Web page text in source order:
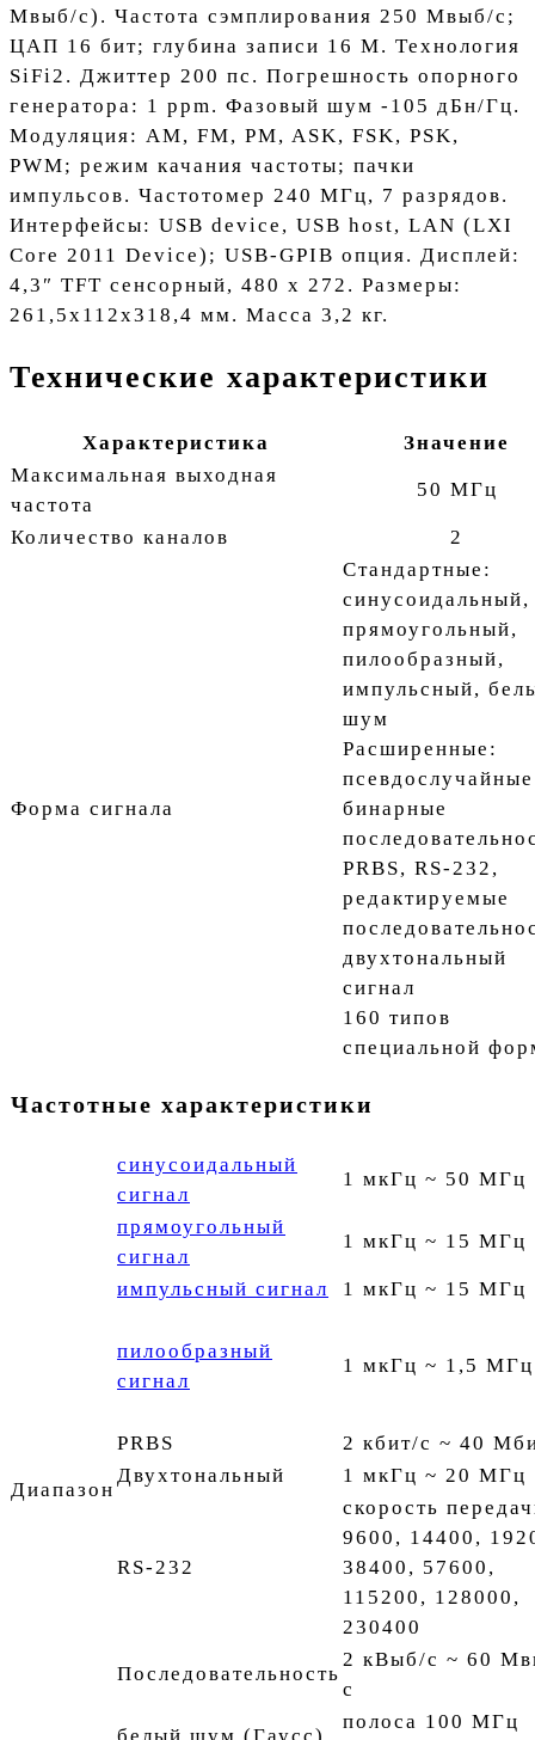
Мвыб/с). Частота сэмплирования 250 Мвыб/с;
ЦАП 16 бит; глубина записи 16 М. Технология
SiFi2. Джиттер 200 пс. Погрешность опорного
генератора: 1 ppm. Фазовый шум -105 дБн/Гц.
Модуляция: AM, FM, PM, ASK, FSK, PSK,
PWM; режим качания частоты; пачки
импульсов. Частотомер 240 МГц, 7 разрядов.
Интерфейсы: USB device, USB host, LAN (LXI
Core 2011 Device); USB-GPIB опция. Дисплей:
4,3″ TFT сенсорный, 480 х 272. Размеры:
261,5x112x318,4 мм. Масса 3,2 кг.
Технические характеристики
Характеристика
Значение
Максимальная выходная
частота
50 МГц
Количество каналов 2
Форма сигнала
Стандартные:
синусоидальный,
прямоугольный,
пилообразный,
импульсный,
шум
Расширенные:
псевдослучайные
бинарные
PRBS, RS-232,
редактируемые
двухтональный
сигнал
160 типов
специальной
Частотные характеристики
Диапазон
синусоидальный
сигнал
1 мкГц ~ 50 МГц
прямоугольный
сигнал
1 мкГц ~ 15 МГц
импульсный сигнал 1 мкГц ~ 15 МГц
пилообразный
сигнал
1 мкГц ~ 1,5 МГц
PRBS
2 кбит/с ~ 40
Двухтональный
1 мкГц ~ 20 МГц
RS-232
скорость
9600, 14400,
38400, 57600,
115200, 128000,
230400
Последовательность
2 кВыб/с ~ 60
с
белый шум (Гаусс)
полоса 100 МГц